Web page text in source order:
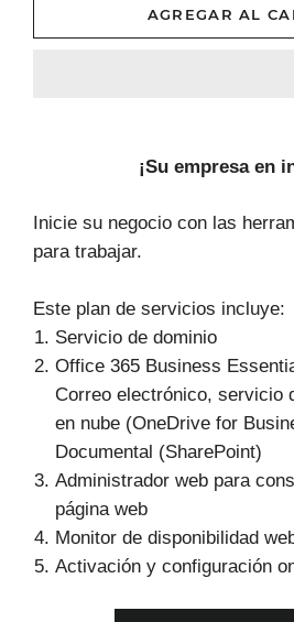
AGREGAR AL
¡ Su empresa en
Inicie su negocio con las
para trabajar.
Este plan de servicios incluye:
Servicio de dominio
Office 365 Business
Correo electrónico, servicio
en nube (OneDrive for
Documental (SharePoint)
Administrador web para
página web
Monitor de disponibilidad
Activación y configuración